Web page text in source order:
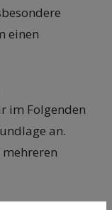
einen
im Folgenden
an.